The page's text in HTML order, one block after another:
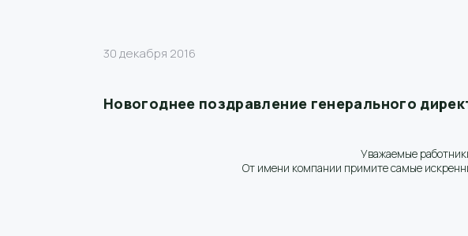
30 декабря 2016
Новогоднее поздравление генерального
Уважаемые
От имени компании примите самые